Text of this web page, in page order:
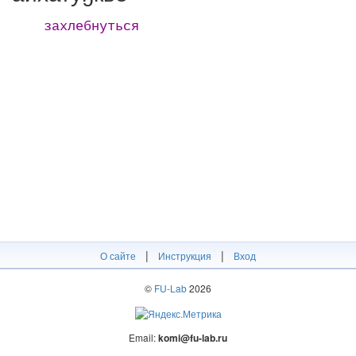
захлебнуться
О сайте | Инструкция | Вход
© FU-Lab2026
Email:komi@fu-lab.ru